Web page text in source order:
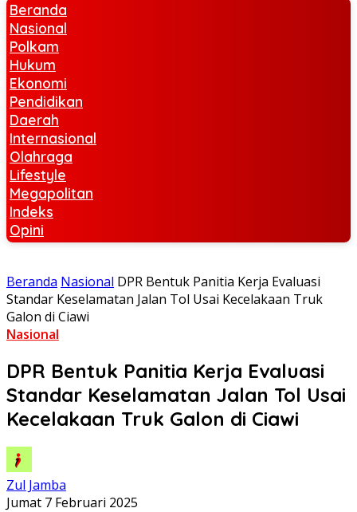
Beranda
Nasional
Polkam
Hukum
Ekonomi
Pendidikan
Daerah
Internasional
Olahraga
Lifestyle
Megapolitan
Indeks
Opini
Beranda Nasional DPR Bentuk Panitia Kerja Evaluasi
Standar Keselamatan Jalan Tol Usai Kecelakaan Truk
Galon di Ciawi
Nasional
DPR Bentuk Panitia Kerja Evaluasi
Standar Keselamatan Jalan Tol Usai
Kecelakaan Truk Galon di Ciawi
Zul Jamba
Jumat 7 Februari 2025